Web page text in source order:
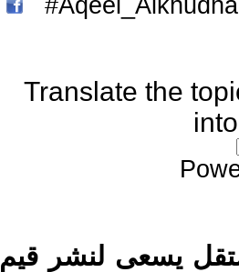
Translate the
يسعى لنشر قيم